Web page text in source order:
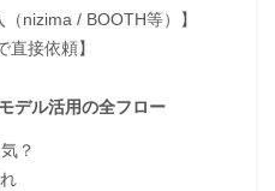
（nizima / BOOTH等）】
直接依頼】
デル活用の全フロー
？